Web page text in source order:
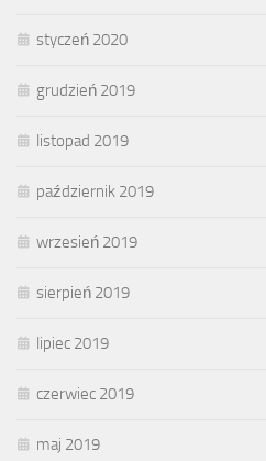
styczeń 2020
grudzień 2019
listopad 2019
październik 2019
wrzesień 2019
sierpień 2019
lipiec 2019
czerwiec 2019
maj 2019